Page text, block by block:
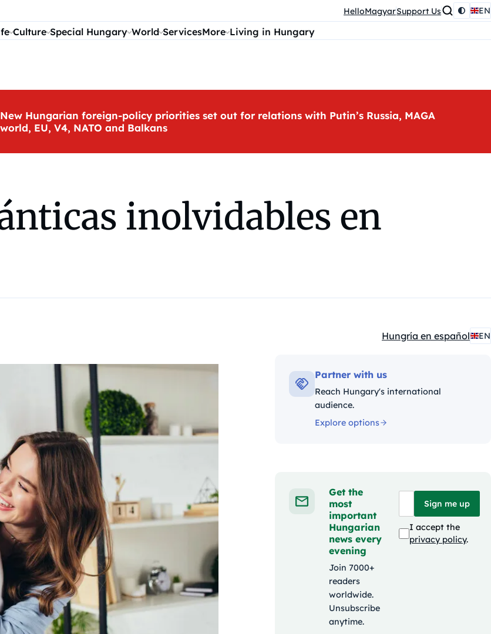
HelloMagyarSupport Us EN
Culture Special Hungary World ServicesMore Living in Hungary
New Hungarian foreign-policy priorities set out for relations with Putin’s Russia, MAGA
world, EU, V4, NATO and Balkans
inolvidables en
Kategóriák:
Hungría en español EN
Partner with us
Reach Hungary's international
audience.
Explore options
Get the
most
important
Hungarian
news every
evening
Join 7000+
readers
worldwide.
Unsubscribe
anytime.
Sign me up
I accept the
privacy policy.